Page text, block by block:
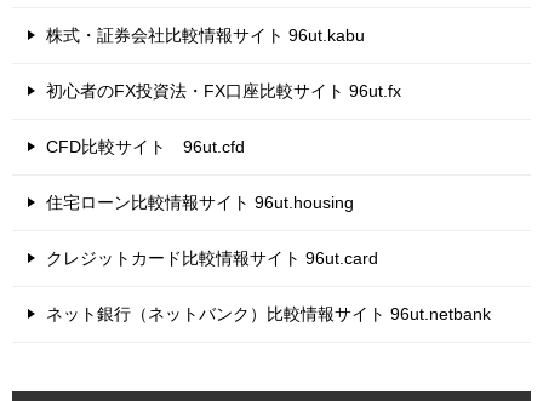
株式・証券会社比較情報サイト 96ut.kabu
初心者のFX投資法・FX口座比較サイト 96ut.fx
CFD比較サイト 96ut.cfd
住宅ローン比較情報サイト 96ut.housing
クレジットカード比較情報サイト 96ut.card
ネット銀行（ネットバンク）比較情報サイト 96ut.netbank